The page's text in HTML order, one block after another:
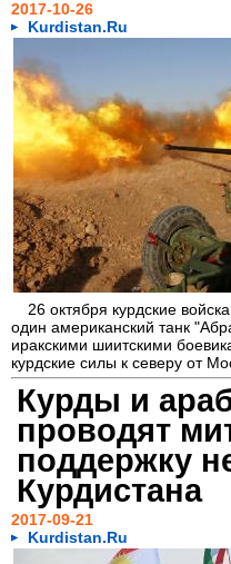
2017-10-26
Kurdistan.Ru
26 октября курдские
один американский танк
иракскими шиитскими
курдские силы к северу от
Курды и
проводят
поддержку
Курдистана
2017-09-21
Kurdistan.Ru